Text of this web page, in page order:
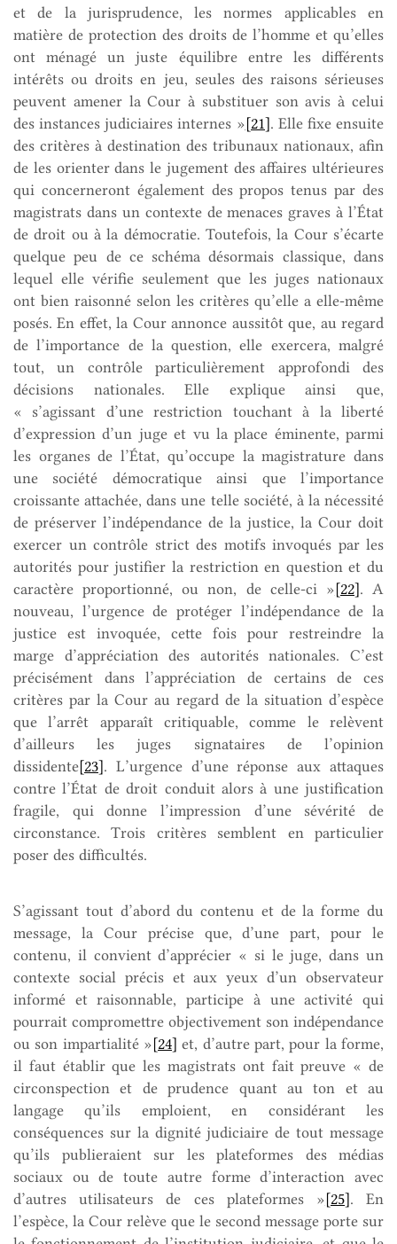
et de la jurisprudence, les normes applicables en
matière de protection des droits de l’homme et qu’elles
ont ménagé un juste équilibre entre les différents
intérêts ou droits en jeu, seules des raisons sérieuses
peuvent amener la Cour à substituer son avis à celui
des instances judiciaires internes »[21]. Elle fixe ensuite
des critères à destination des tribunaux nationaux, afin
de les orienter dans le jugement des affaires ultérieures
qui concerneront également des propos tenus par des
magistrats dans un contexte de menaces graves à l’État
de droit ou à la démocratie. Toutefois, la Cour s’écarte
quelque peu de ce schéma désormais classique, dans
lequel elle vérifie seulement que les juges nationaux
ont bien raisonné selon les critères qu’elle a elle-même
posés. En effet, la Cour annonce aussitôt que, au regard
de l’importance de la question, elle exercera, malgré
tout, un contrôle particulièrement approfondi des
décisions nationales. Elle explique ainsi que,
« s’agissant d’une restriction touchant à la liberté
d’expression d’un juge et vu la place éminente, parmi
les organes de l’État, qu’occupe la magistrature dans
une société démocratique ainsi que l’importance
croissante attachée, dans une telle société, à la nécessité
de préserver l’indépendance de la justice, la Cour doit
exercer un contrôle strict des motifs invoqués par les
autorités pour justifier la restriction en question et du
caractère proportionné, ou non, de celle-ci »[22]. A
nouveau, l’urgence de protéger l’indépendance de la
justice est invoquée, cette fois pour restreindre la
marge d’appréciation des autorités nationales. C’est
précisément dans l’appréciation de certains de ces
critères par la Cour au regard de la situation d’espèce
que l’arrêt apparaît critiquable, comme le relèvent
d’ailleurs les juges signataires de l’opinion
dissidente[23]. L’urgence d’une réponse aux attaques
contre l’État de droit conduit alors à une justification
fragile, qui donne l’impression d’une sévérité de
circonstance. Trois critères semblent en particulier
poser des difficultés.
S’agissant tout d’abord du contenu et de la forme du
message, la Cour précise que, d’une part, pour le
contenu, il convient d’apprécier « si le juge, dans un
contexte social précis et aux yeux d’un observateur
informé et raisonnable, participe à une activité qui
pourrait compromettre objectivement son indépendance
ou son impartialité »[24] et, d’autre part, pour la forme,
il faut établir que les magistrats ont fait preuve « de
circonspection et de prudence quant au ton et au
langage qu’ils emploient, en considérant les
conséquences sur la dignité judiciaire de tout message
qu’ils publieraient sur les plateformes des médias
sociaux ou de toute autre forme d’interaction avec
d’autres utilisateurs de ces plateformes »[25]. En
l’espèce, la Cour relève que le second message porte sur